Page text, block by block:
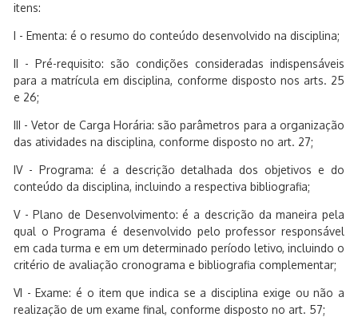
itens:
I - Ementa: é o resumo do conteúdo desenvolvido na disciplina;
II - Pré-requisito: são condições consideradas indispensáveis
para a matrícula em disciplina, conforme disposto nos arts. 25
e 26;
III - Vetor de Carga Horária: são parâmetros para a organização
das atividades na disciplina, conforme disposto no art. 27;
IV - Programa: é a descrição detalhada dos objetivos e do
conteúdo da disciplina, incluindo a respectiva bibliografia;
V - Plano de Desenvolvimento: é a descrição da maneira pela
qual o Programa é desenvolvido pelo professor responsável
em cada turma e em um determinado período letivo, incluindo o
critério de avaliação cronograma e bibliografia complementar;
VI - Exame: é o item que indica se a disciplina exige ou não a
realização de um exame final, conforme disposto no art. 57;